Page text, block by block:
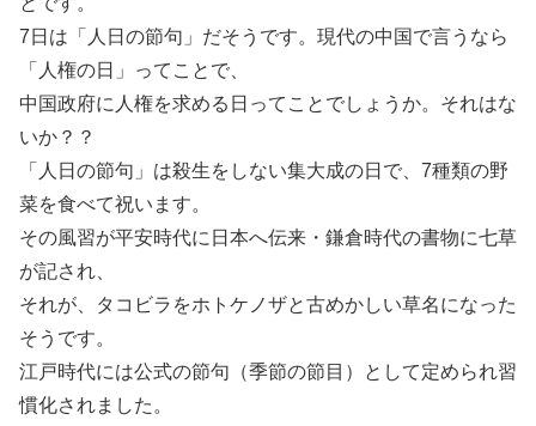
7日は「人日の節句」だそうです。現代の中国で言うなら
「人権の日」ってことで、
中国政府に人権を求める日ってことでしょうか。それはな
いか？？
「人日の節句」は殺生をしない集大成の日で、7種類の野
菜を食べて祝います。
その風習が平安時代に日本へ伝来・鎌倉時代の書物に七草
が記され、
それが、タコビラをホトケノザと古めかしい草名になった
そうです。
江戸時代には公式の節句（季節の節目）として定められ習
慣化されました。